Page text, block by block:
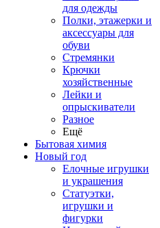
для одежды
Полки, этажерки и
аксессуары для
обуви
Стремянки
Крючки
хозяйственные
Лейки и
опрыскиватели
Разное
Ещё
Бытовая химия
Новый год
Елочные игрушки
и украшения
Статуэтки,
игрушки и
фигурки